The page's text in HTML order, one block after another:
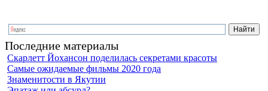
Последние материалы
Скарлетт Йохансон поделилась секретами красоты
Самые ожидаемые фильмы 2020 года
Знаменитости в Якутии